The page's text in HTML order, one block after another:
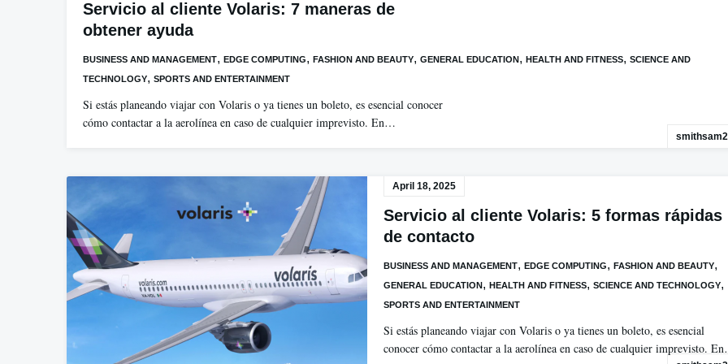
Servicio al cliente Volaris: 7 maneras de
obtener ayuda
BUSINESS AND MANAGEMENT, EDGE COMPUTING, FASHION AND BEAUTY, GENERAL EDUCATION, HEALTH AND FITNESS, SCIENCE AND
TECHNOLOGY, SPORTS AND ENTERTAINMENT
Si estás planeando viajar con Volaris o ya tienes un boleto, es esencial conocer
cómo contactar a la aerolínea en caso de cualquier imprevisto. En…
April 18, 2025
Servicio al cliente Volaris: 5 formas rápidas
de contacto
BUSINESS AND MANAGEMENT, EDGE COMPUTING, FASHION AND BEAUTY,
GENERAL EDUCATION, HEALTH AND FITNESS, SCIENCE AND TECHNOLOGY,
SPORTS AND ENTERTAINMENT
Si estás planeando viajar con Volaris o ya tienes un boleto, es esencial
conocer cómo contactar a la aerolínea en caso de cualquier imprevisto.